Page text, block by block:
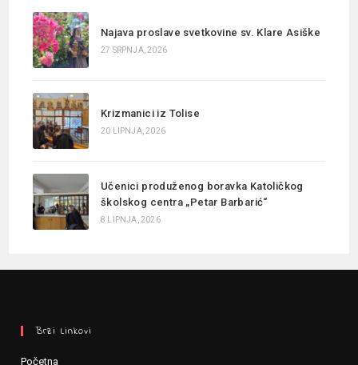
Najava proslave svetkovine sv. Klare Asiške
27 SRPNJA, 2026
Krizmanici iz Tolise
20 LIPNJA, 2026
Učenici produženog boravka Katoličkog
školskog centra „Petar Barbarić“
8 LIPNJA, 2026
Brzi Linkovi
Početna